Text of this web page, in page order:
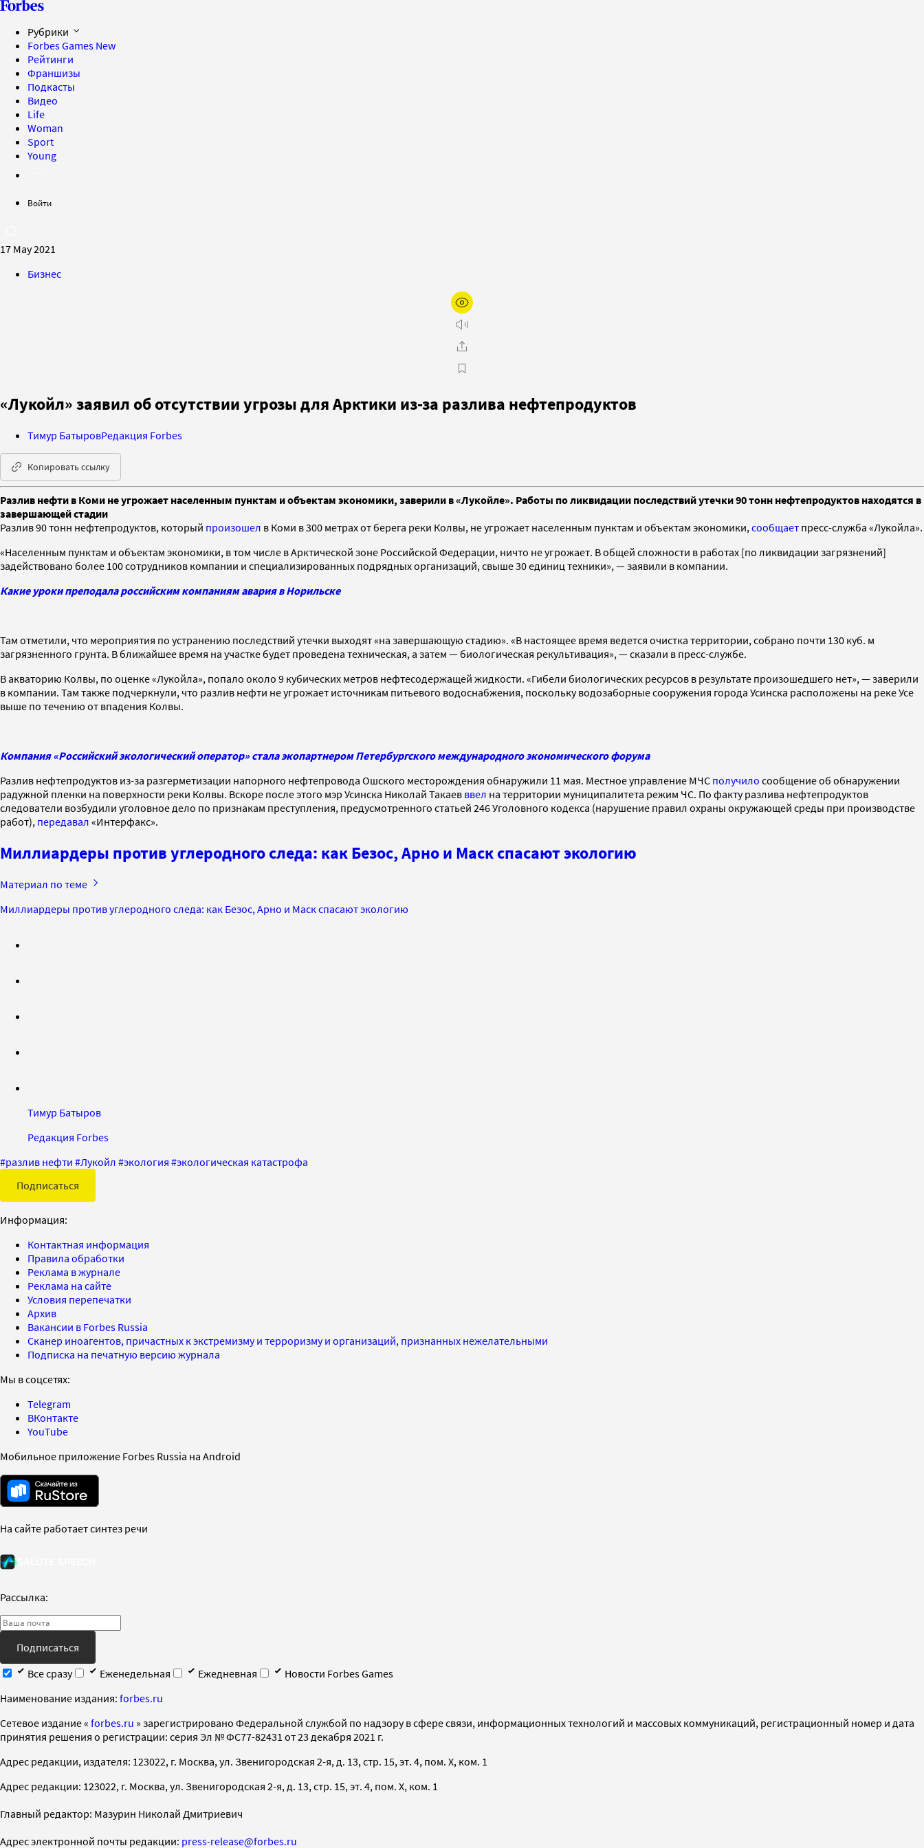
Рубрики
Forbes Games New
Рейтинги
Франшизы
Подкасты
Видео
Life
Woman
Sport
Young
Войти
17 May 2021
Бизнес
«Лукойл» заявил об отсутствии угрозы для Арктики из-за разлива нефтепродуктов
Тимур БатыровРедакция Forbes
Копировать ссылку
Разлив нефти в Коми не угрожает населенным пунктам и объектам экономики, заверили в «Лукойле». Работы по ликвидации последствий утечки 90 тонн нефтепродуктов находятся в
завершающей стадии
Разлив 90 тонн нефтепродуктов, который произошел в Коми в 300 метрах от берега реки Колвы, не угрожает населенным пунктам и объектам экономики, сообщает пресс-служба «Лукойла».
«Населенным пунктам и объектам экономики, в том числе в Арктической зоне Российской Федерации, ничто не угрожает. В общей сложности в работах [по ликвидации загрязнений]
задействовано более 100 сотрудников компании и специализированных подрядных организаций, свыше 30 единиц техники», — заявили в компании.
Какие уроки преподала российским компаниям авария в Норильске
Там отметили, что мероприятия по устранению последствий утечки выходят «на завершающую стадию». «В настоящее время ведется очистка территории, собрано почти 130 куб. м
загрязненного грунта. В ближайшее время на участке будет проведена техническая, а затем — биологическая рекультивация», — сказали в пресс-службе.
В акваторию Колвы, по оценке «Лукойла», попало около 9 кубических метров нефтесодержащей жидкости. «Гибели биологических ресурсов в результате произошедшего нет», — заверили
в компании. Там также подчеркнули, что разлив нефти не угрожает источникам питьевого водоснабжения, поскольку водозаборные сооружения города Усинска расположены на реке Усе
выше по течению от впадения Колвы.
Компания «Российский экологический оператор» стала экопартнером Петербургского международного экономического форума
Разлив нефтепродуктов из-за разгерметизации напорного нефтепровода Ошского месторождения обнаружили 11 мая. Местное управление МЧС получило сообщение об обнаружении
радужной пленки на поверхности реки Колвы. Вскоре после этого мэр Усинска Николай Такаев ввел на территории муниципалитета режим ЧС. По факту разлива нефтепродуктов
следователи возбудили уголовное дело по признакам преступления, предусмотренного статьей 246 Уголовного кодекса (нарушение правил охраны окружающей среды при производстве
работ), передавал «Интерфакс».
Миллиардеры против углеродного следа: как Безос, Арно и Маск спасают экологию
Материал по теме
Миллиардеры против углеродного следа: как Безос, Арно и Маск спасают экологию
Тимур Батыров
Редакция Forbes
#разлив нефти #Лукойл #экология #экологическая катастрофа
Подписаться
Информация:
Контактная информация
Правила обработки
Реклама в журнале
Реклама на сайте
Условия перепечатки
Архив
Вакансии в Forbes Russia
Сканер иноагентов, причастных к экстремизму и терроризму и организаций, признанных нежелательными
Подписка на печатную версию журнала
Мы в соцсетях:
Telegram
ВКонтакте
YouTube
Мобильное приложение Forbes Russia на Android
На сайте работает синтез речи
Рассылка:
Подписаться
Все сразу
Еженедельная Ежедневная
Новости Forbes Games
Наименование издания: forbes.ru
Cетевое издание « forbes.ru » зарегистрировано Федеральной службой по надзору в сфере связи, информационных технологий и массовых коммуникаций, регистрационный номер и дата
принятия решения о регистрации: серия Эл № ФС77-82431 от 23 декабря 2021 г.
Адрес редакции, издателя: 123022, г. Москва, ул. Звенигородская 2-я, д. 13, стр. 15, эт. 4, пом. X, ком. 1
Адрес редакции: 123022, г. Москва, ул. Звенигородская 2-я, д. 13, стр. 15, эт. 4, пом. X, ком. 1
Главный редактор: Мазурин Николай Дмитриевич
Адрес электронной почты редакции: press-release@forbes.ru